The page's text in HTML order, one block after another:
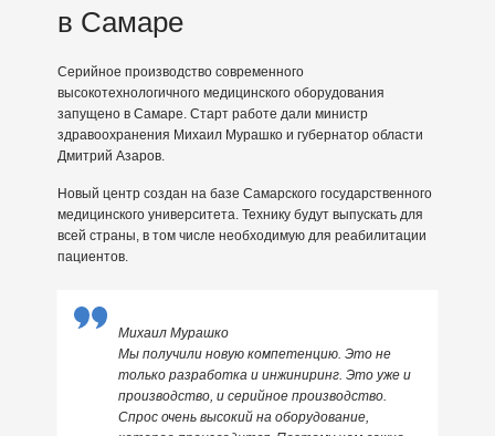
в Самаре
Серийное производство современного
высокотехнологичного медицинского оборудования
запущено в Самаре. Старт работе дали министр
здравоохранения Михаил Мурашко и губернатор области
Дмитрий Азаров.
Новый центр создан на базе Самарского государственного
медицинского университета. Технику будут выпускать для
всей страны, в том числе необходимую для реабилитации
пациентов.
Михаил Мурашко
Мы получили новую компетенцию. Это не
только разработка и инжиниринг. Это уже и
производство, и серийное производство.
Спрос очень высокий на оборудование,